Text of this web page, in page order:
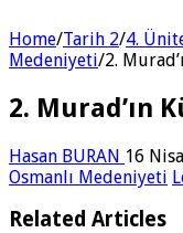
Home/Tarih 2/4.
Medeniyeti/2.
2. Murad’ın
Hasan BURAN 16
Osmanlı Medeniyeti
Related Articles